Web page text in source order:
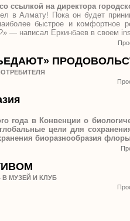
ссылкой на директора
в Алмату! Пока он будет
быстрое и комфортное
— написал Еркинбаев в своем
года в Конвенции о
цели для
биоразнообразия
МУЗЕЙ И КЛУБ